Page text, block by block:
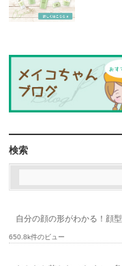
検索
自分の顔の形がわかる！顔
650.8k件のビュー